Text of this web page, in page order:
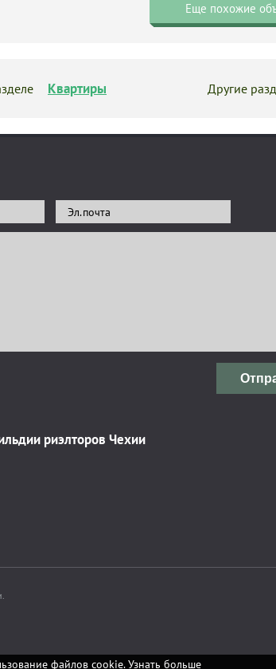
Еще похожие
Квартиры Другие
риэлторов Чехии
файлов cookie.Узнать больше